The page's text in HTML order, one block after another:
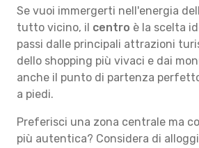
Se vuoi immergerti nell'energia
tutto vicino, il centro è la scelta
passi dalle principali attrazioni
dello shopping più vivaci e dai
anche il punto di partenza
a piedi.
Preferisci una zona centrale ma
più autentica? Considera di